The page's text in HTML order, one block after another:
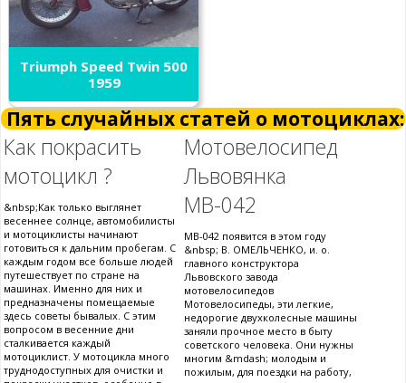
Triumph Speed Twin 500
1959
Пять случайных статей о мотоциклах:
Как покрасить
мотоцикл ?
&nbsp;Как только выглянет
весеннее солнце, автомобилисты
и мотоциклисты начинают
готовиться к дальним пробегам. С
каждым годом все больше людей
путешествует по стране на
машинах. Именно для них и
предназначены помещаемые
здесь советы бывалых. С этим
вопросом в весенние дни
сталкивается каждый
мотоциклист. У мотоцикла много
труднодоступных для очистки и
Мотовелосипед
Львовянка
МВ-042
МВ-042 появится в этом году
&nbsp; В. ОМЕЛЬЧЕНКО, и. о.
главного конструктора
Львовского завода
мотовелосипедов
Мотовелосипеды, эти легкие,
недорогие двухколесные машины
заняли прочное место в быту
советского человека. Они нужны
многим &mdash; молодым и
пожилым, для поездки на работу,